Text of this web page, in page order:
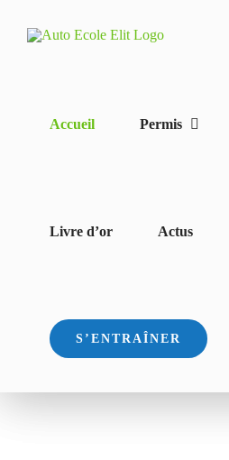
Accueil Permis
Livre d’or Actus
S’ENTRAÎNER